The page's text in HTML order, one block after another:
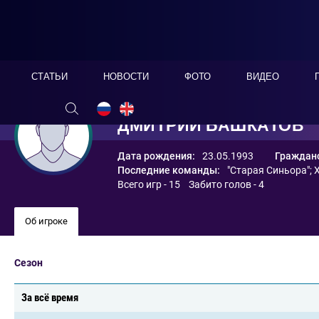
СТАТЬИ НОВОСТИ ФОТО ВИДЕО
ДМИТРИЙ БАШКАТОВ
Дата рождения: 23.05.1993
Последние команды:
"Старая Синьора";
Всего игр - 15 Забито голов - 4
Об игроке
Сезон
За всё время